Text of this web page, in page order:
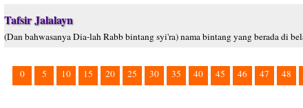
Tafsir Jalalayn
(Dan bahwasanya Dia-lah Rabb bintang syi'ra) nama bintang yang berada di
0 5 10 15 20 25 30 35 40 45 46 47 48